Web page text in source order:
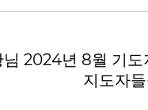
님 2024년 8월 기도
지도자